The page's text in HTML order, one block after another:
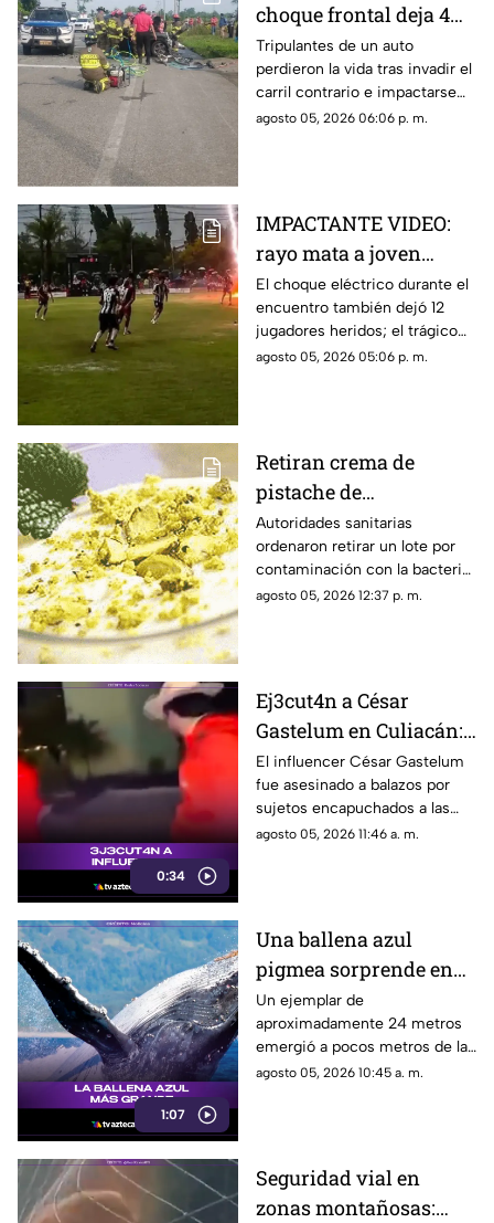
choque frontal deja 4
muertos de una familia
Tripulantes de un auto
perdieron la vida tras invadir el
carril contrario e impactarse
contra un camión de ganado.
agosto 05, 2026 06:06 p. m.
IMPACTANTE VIDEO:
rayo mata a joven
futbolista en pleno
partido
El choque eléctrico durante el
encuentro también dejó 12
jugadores heridos; el trágico
momento quedó grabado.
agosto 05, 2026 05:06 p. m.
Retiran crema de
pistache de
supermercados por
salmonela
Autoridades sanitarias
ordenaron retirar un lote por
contaminación con la bacteria;
revisa los códigos del producto
agosto 05, 2026 12:37 p. m.
0:34
Ej3cut4n a César
Gastelum en Culiacán:
El influencer había
manifestado tener
miedo
El influencer César Gastelum
fue asesinado a balazos por
sujetos encapuchados a las
afueras de un restaurante en
agosto 05, 2026 11:46 a. m.
1:07
Una ballena azul
pigmea sorprende en
las costas de Australia
Un ejemplar de
aproximadamente 24 metros
emergió a pocos metros de la
superficie cerca del muelle
agosto 05, 2026 10:45 a. m.
Seguridad vial en
zonas montañosas: